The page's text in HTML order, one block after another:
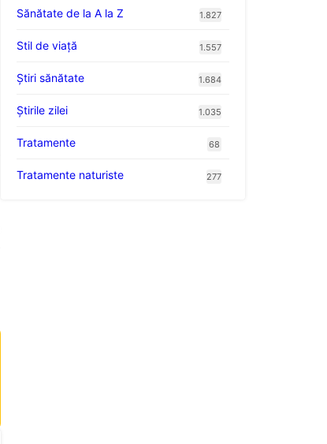
Sănătate de la A la Z 1.827
Stil de viaţă 1.557
Ştiri sănătate 1.684
Știrile zilei 1.035
Tratamente 68
Tratamente naturiste 277